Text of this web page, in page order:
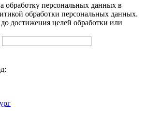
обработку персональных данных в
обработки персональных данных.
до достижения целей обработки или